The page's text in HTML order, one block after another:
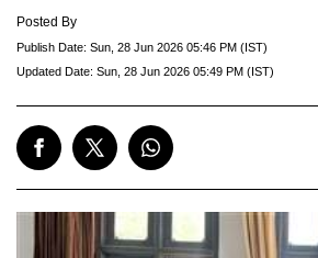
Posted By
Publish Date: Sun, 28 Jun 2026 05:46 PM (IST)
Updated Date: Sun, 28 Jun 2026 05:49 PM (IST)